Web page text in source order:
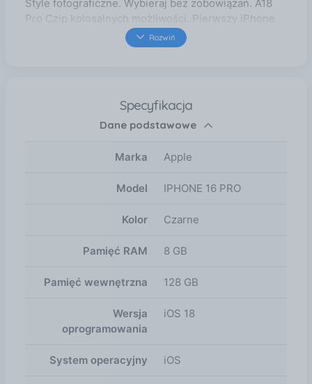
Style fotograficzne. Wybieraj bez zobowiązań. A18
Pro Czip kolosalnych możliwości. Pierwszy iPhone
stworzony dla Apple Intelligence. Personalny,
prywatny, potężny. Już na początku kwietnia w
iPhonie 16 Pro. Wykrywanie wypadków. iPhone
rozpoznaje poważne zderzenie samochodowe i
Rozwiń
Specyfikacja
Dane podstawowe
Marka Apple
Model IPHONE 16 PRO
Kolor Czarne
Pamięć RAM 8 GB
Pamięć wewnętrzna 128 GB
Wersja
oprogramowania
iOS 18
System operacyjny iOS